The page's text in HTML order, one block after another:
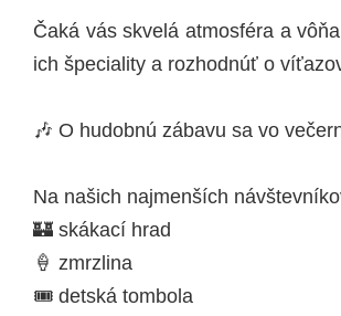
Čaká vás skvelá atmosféra a
ich špeciality a rozhodnúť o
🎶 O hudobnú zábavu sa vo
Na našich najmenších
🏰 skákací hrad
🍦 zmrzlina
🎟️ detská tombola